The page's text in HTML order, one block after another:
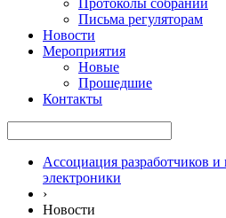
Протоколы собраний
Письма регуляторам
Новости
Мероприятия
Новые
Прошедшие
Контакты
Ассоциация разработчиков и
электроники
›
Новости